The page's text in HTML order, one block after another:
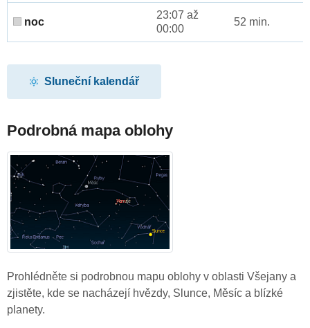
noc
23:07 až
00:00
52 min.
Sluneční kalendář
Podrobná mapa oblohy
Prohlédněte si podrobnou mapu oblohy v oblasti Všejany a
zjistěte, kde se nacházejí hvězdy, Slunce, Měsíc a blízké
planety.